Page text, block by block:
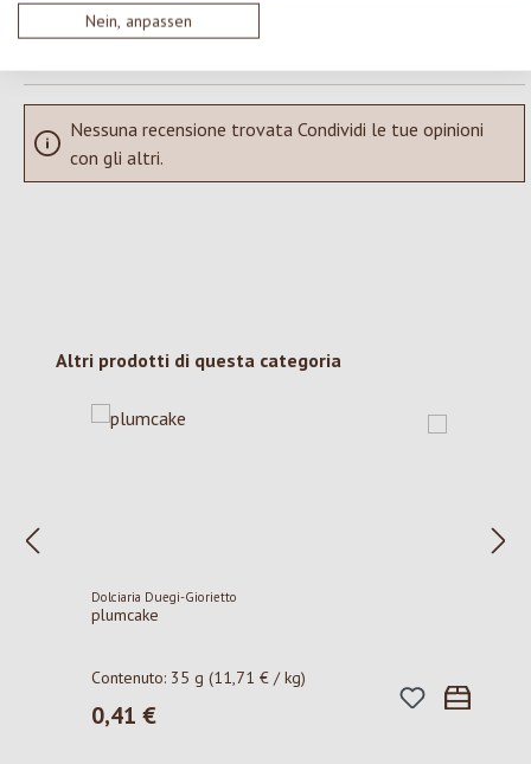
Nein, anpassen
Visualizza le valutazioni solo nella lingua corrente.
Nessuna recensione trovata Condividi le tue opinioni
con gli altri.
Salta la galleria dei prodotti
Altri prodotti di questa categoria
Dolciaria Duegi-Giorietto
plumcake
Contenuto: 35 g(11,71 € / kg)
Prezzo normale:
0,41 €